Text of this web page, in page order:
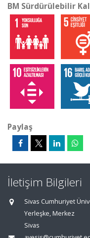
BM Sürdürülebilir
Paylaş
İletişim Bilgileri
Sivas Cumhuriyet
Yerleşke, Merkez
Sivas